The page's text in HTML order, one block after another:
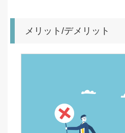
メリット/デメリット